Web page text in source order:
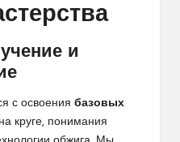
и
с освоения базовых
круге, понимания